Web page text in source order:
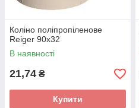
Коліно поліпропіленове
Reiger 90х32
В наявності
21,74 ₴
Купити